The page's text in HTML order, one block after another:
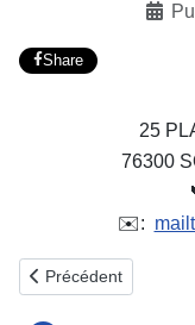
Share
25
76300
✉️:
Article précédent :
Précédent